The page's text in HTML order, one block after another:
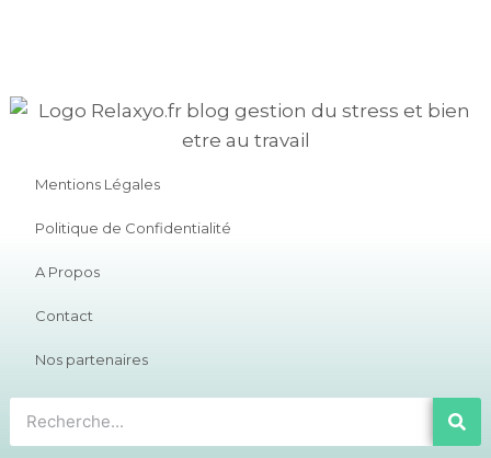
Mentions Légales
Politique de Confidentialité
A Propos
Contact
Nos partenaires